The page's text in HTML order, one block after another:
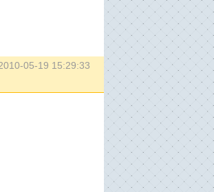
05-19 15:29:33